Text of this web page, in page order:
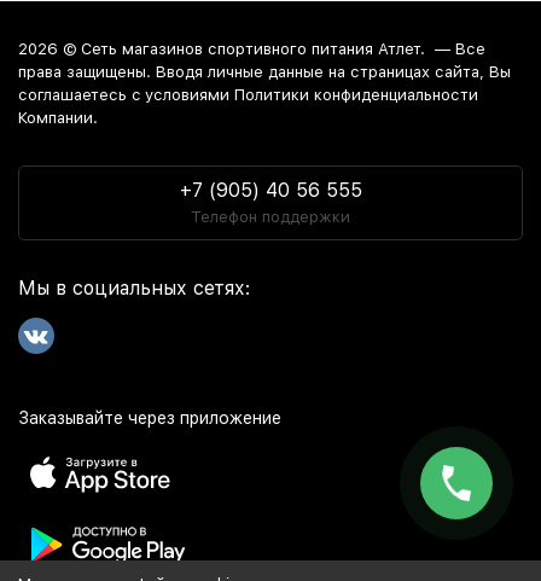
2026 © Сеть магазинов спортивного питания Атлет. — Все
права защищены. Вводя личные данные на страницах сайта, Вы
соглашаетесь c условиями Политики конфиденциальности
Компании.
+7 (905) 40 56 555
Телефон поддержки
Мы в социальных сетях:
Заказывайте через приложение